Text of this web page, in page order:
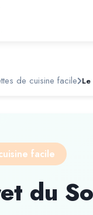
de cuisine facile
facile
du